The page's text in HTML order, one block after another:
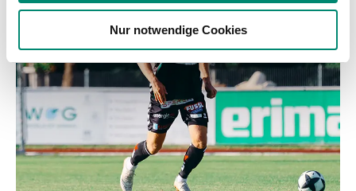
weiteren Daten zusammen, die Sie ihnen bereitgestellt
haben oder die sie im Rahmen Ihrer Nutzung der Dienste
gesammelt haben.
Weitere Details, insbesondere zu Speicherdauer und
Empfänger entnehmen Sie unserer
Datenschutzerklärung .
Nur notwendige Cookies